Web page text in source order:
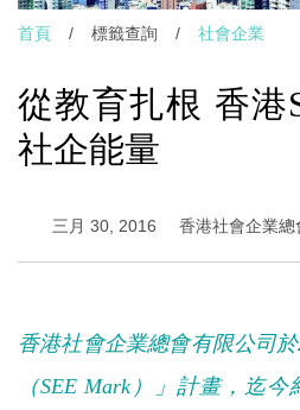
首頁 / 標籤查詢 / 社會企業
從教育扎根 香港
社企能量
三月 30, 2016 香港社會企業總
香港社會企業總會有限公司
（SEE Mark）」計畫，迄